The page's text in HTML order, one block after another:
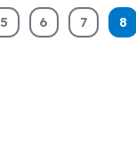
5 6 7 8